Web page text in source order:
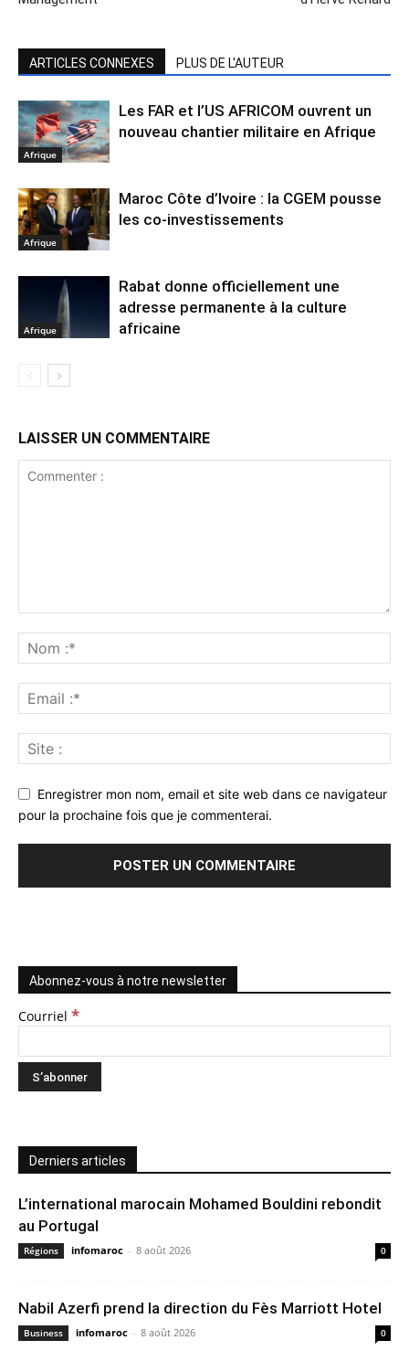
ARTICLES CONNEXES PLUS DE L'AUTEUR
Afrique
Les FAR et l’US AFRICOM ouvrent un
nouveau chantier militaire en Afrique
Afrique
Maroc Côte d’Ivoire : la CGEM pousse
les co-investissements
Afrique
Rabat donne officiellement une
adresse permanente à la culture
africaine
LAISSER UN COMMENTAIRE
Enregistrer mon nom, email et site web dans ce navigateur
pour la prochaine fois que je commenterai.
Abonnez-vous à notre newsletter
Courriel *
Derniers articles
L’international marocain Mohamed Bouldini rebondit
au Portugal
Régions infomaroc - 8 août 2026 0
Nabil Azerfi prend la direction du Fès Marriott Hotel
Business infomaroc - 8 août 2026 0